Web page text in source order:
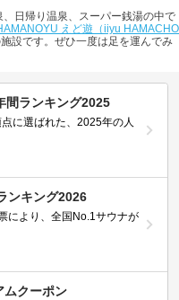
日帰り温泉、スーパー銭湯の中で
えど遊（iiyu HAMACHO
設です。ぜひ一度は足を運んでみ
間ランキング2025
に選ばれた、2025年の人
ンキング2026
により、全国No.1サウナが
ムクーポン